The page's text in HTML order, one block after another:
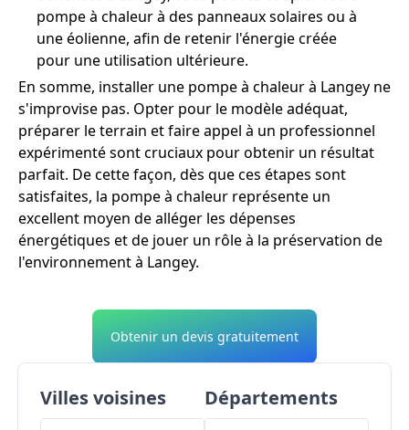
pompe à chaleur à des panneaux solaires ou à
une éolienne, afin de retenir l'énergie créée
pour une utilisation ultérieure.
En somme, installer une pompe à chaleur à Langey ne
s'improvise pas. Opter pour le modèle adéquat,
préparer le terrain et faire appel à un professionnel
expérimenté sont cruciaux pour obtenir un résultat
parfait. De cette façon, dès que ces étapes sont
satisfaites, la pompe à chaleur représente un
excellent moyen de alléger les dépenses
énergétiques et de jouer un rôle à la préservation de
l'environnement à Langey.
Obtenir un devis gratuitement
Villes voisines Départements